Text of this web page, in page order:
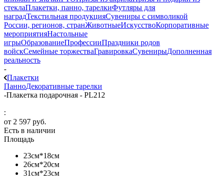
стеклаПлакетки, панно, тарелкиФутляры для
наградТекстильная продукцияСувениры с символикой
России, регионов, странЖивотныеИскусствоКорпоративные
мероприятияНастольные
игрыОбразованиеПрофессииПраздники родов
войскСемейные торжестваГравировкаСувенирыДополненная
реальность
-
Плакетки
ПанноДекоративные тарелки
-Плакетка подарочная - PL212
:
от 2 597 руб.
Есть в наличии
Площадь
23см*18см
26см*20см
31см*23см